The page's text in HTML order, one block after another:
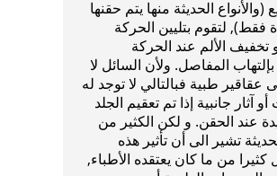
(والأنواع الحديثة منها يتم حقنها
فقط), لتقوم بتليين الحركة
الألم عند الحركة
المفاصل. ولأن السائل لا
عقاقير طبية فبالتالي لا توجد له
آثار جانبية إذا تم تعقيم الجلد
عند الحقن. و لكن الكثير من
تشير الى أن تأثير هذه
كثيرا من ما كان يعتقده الأطباء,